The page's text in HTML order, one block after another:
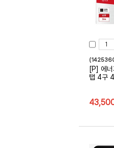
[P] 에
탭 4구